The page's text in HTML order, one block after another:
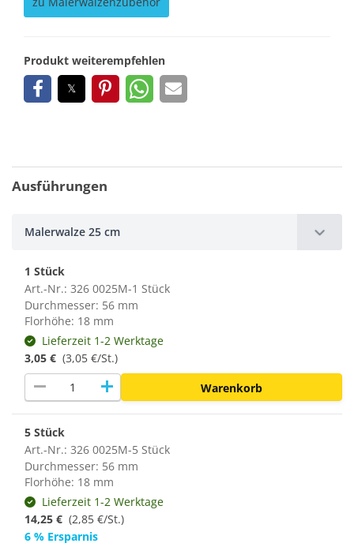
Produkt weiterempfehlen
Ausführungen
Malerwalze 25 cm
1 Stück
Art.-Nr.: 326 0025M-1 Stück
Durchmesser: 56 mm
Florhöhe: 18 mm
Lieferzeit 1-2 Werktage
3,05 € (3,05 €/St.)
remove add Warenkorb
5 Stück
Art.-Nr.: 326 0025M-5 Stück
Durchmesser: 56 mm
Florhöhe: 18 mm
Lieferzeit 1-2 Werktage
14,25 € (2,85 €/St.)
6 % Ersparnis